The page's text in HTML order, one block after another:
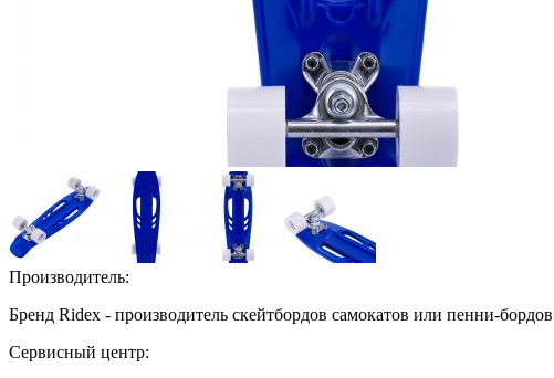
Производитель:
Бренд Ridex - производитель скейтбордов самокатов или пенни-бордов
Сервисный центр: